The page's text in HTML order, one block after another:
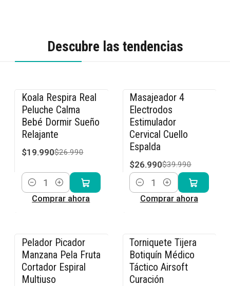
Descubre las tendencias
-26% OFF
Koala Respira Real
Peluche Calma
Bebé Dormir Sueño
Relajante
$19.990$26.990
Cantidad
Comprar ahora
-33% OFF
Masajeador 4
Electrodos
Estimulador
Cervical Cuello
Espalda
$26.990$39.990
Cantidad
Comprar ahora
-20% OFF
Pelador Picador
Manzana Pela Fruta
Cortador Espiral
Multiuso
-17% OFF
Torniquete Tijera
Botiquín Médico
Táctico Airsoft
Curación